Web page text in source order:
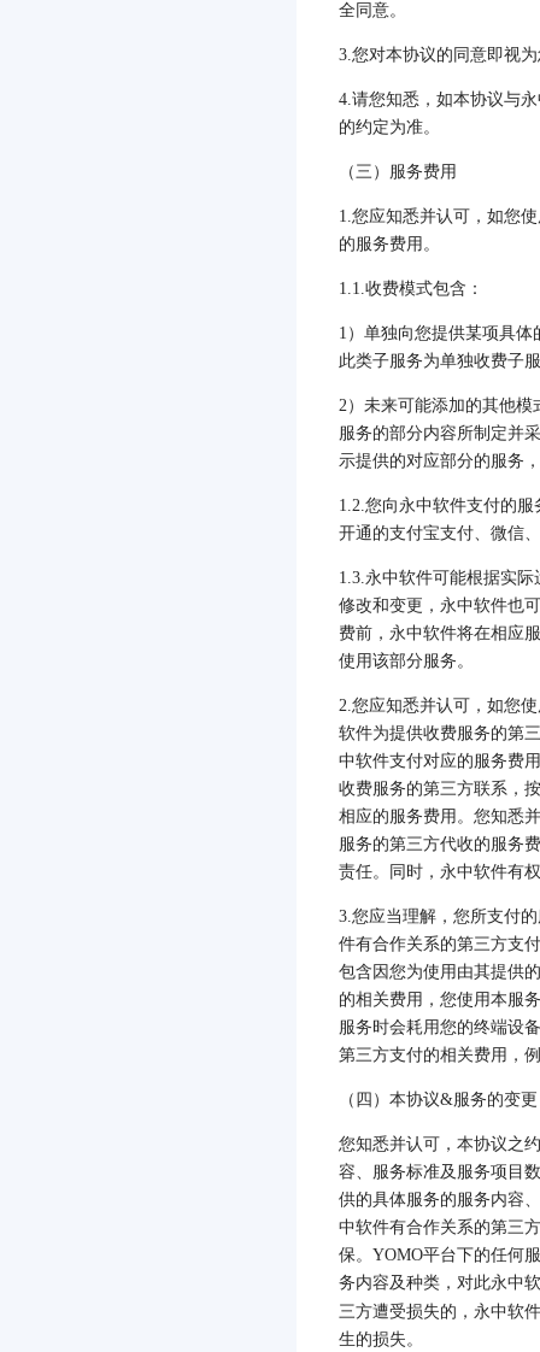
全同意。
3.您对本协议的同意即视
4.请您知悉，如本协议与
的约定为准。
（三）服务费用
1.您应知悉并认可，如您
的服务费用。
1.1.收费模式包含：
1 ）单独向您提供某项具
此类子服务为单独收费子
2）未来可能添加的其他模
服务的部分内容所制定并
示提供的对应部分的服务
1.2.您向永中软件支付的服
开通的支付宝支付、微信
1.3.永中软件可能根据实
修改和变更，永中软件也
费前，永中软件将在相应
使用该部分服务。
2.您应知悉并认可，如您
软件为提供收费服务的第
中软件支付对应的服务费
收费服务的第三方联系，
相应的服务费用。您知悉
服务的第三方代收的服务
责任。同时，永中软件有
3.您应当理解，您所支付
件有合作关系的第三方支
包含因您为使用由其提供
的相关费用，您使用本服
服务时会耗用您的终端设
第三方支付的相关费用，
（四）本协议&服务的变更
您知悉并认可，本协议之
容、服务标准及服务项目
供的具体服务的服务内容
中软件有合作关系的第三
保。 YOMO平台下的任何
务内容及种类，对此永中
三方遭受损失的，永中软
生的损失。